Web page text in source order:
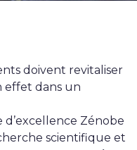
doivent revitaliser
effet dans un
Zénobe
scientifique et